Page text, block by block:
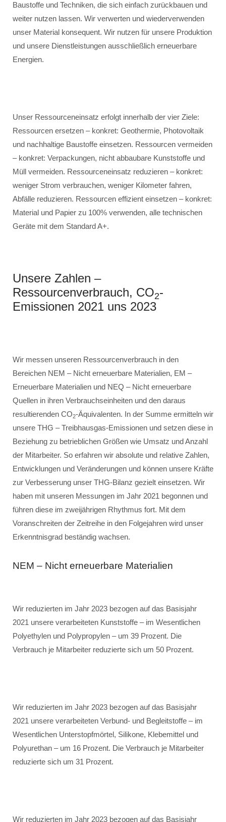
Baustoffe und Techniken, die sich einfach zurückbauen und
weiter nutzen lassen. Wir verwerten und wiederverwenden
unser Material konsequent. Wir nutzen für unsere Produktion
und unsere Dienstleistungen ausschließlich erneuerbare
Energien.
Unser Ressourceneinsatz erfolgt innerhalb der vier Ziele:
Ressourcen ersetzen – konkret: Geothermie, Photovoltaik
und nachhaltige Baustoffe einsetzen. Ressourcen vermeiden
– konkret: Verpackungen, nicht abbaubare Kunststoffe und
Müll vermeiden. Ressourceneinsatz reduzieren – konkret:
weniger Strom verbrauchen, weniger Kilometer fahren,
Abfälle reduzieren. Ressourcen effizient einsetzen – konkret:
Material und Papier zu 100% verwenden, alle technischen
Geräte mit dem Standard A+.
Unsere Zahlen –
Ressourcenverbrauch, CO2-
Emissionen 2021 uns 2023
Wir messen unseren Ressourcenverbrauch in den
Bereichen NEM – Nicht erneuerbare Materialien, EM –
Erneuerbare Materialien und NEQ – Nicht erneuerbare
Quellen in ihren Verbrauchseinheiten und den daraus
resultierenden CO2-Äquivalenten. In der Summe ermitteln wir
unsere THG – Treibhausgas-Emissionen und setzen diese in
Beziehung zu betrieblichen Größen wie Umsatz und Anzahl
der Mitarbeiter. So erfahren wir absolute und relative Zahlen,
Entwicklungen und Veränderungen und können unsere Kräfte
zur Verbesserung unser THG-Bilanz gezielt einsetzen. Wir
haben mit unseren Messungen im Jahr 2021 begonnen und
führen diese im zweijährigen Rhythmus fort. Mit dem
Voranschreiten der Zeitreihe in den Folgejahren wird unser
Erkenntnisgrad beständig wachsen.
NEM – Nicht erneuerbare Materialien
Wir reduzierten im Jahr 2023 bezogen auf das Basisjahr
2021 unsere verarbeiteten Kunststoffe – im Wesentlichen
Polyethylen und Polypropylen – um 39 Prozent. Die
Verbrauch je Mitarbeiter reduzierte sich um 50 Prozent.
Wir reduzierten im Jahr 2023 bezogen auf das Basisjahr
2021 unsere verarbeiteten Verbund- und Begleitstoffe – im
Wesentlichen Unterstopfmörtel, Silikone, Klebemittel und
Polyurethan – um 16 Prozent. Die Verbrauch je Mitarbeiter
reduzierte sich um 31 Prozent.
Wir reduzierten im Jahr 2023 bezogen auf das Basisjahr